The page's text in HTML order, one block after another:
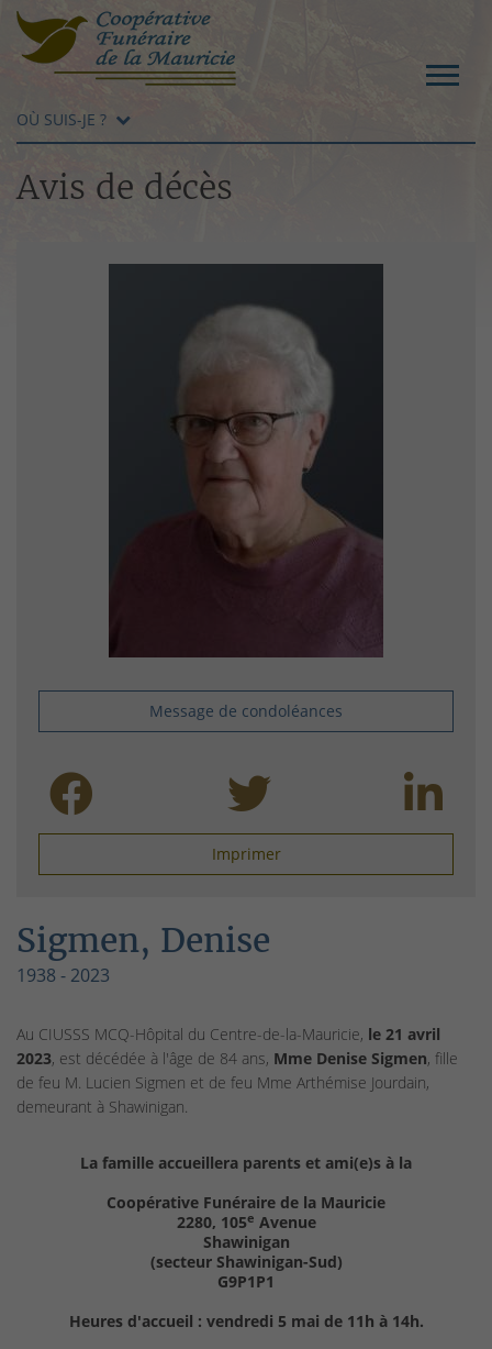
OÙ SUIS-JE ?
Avis de décès
Message de condoléances
Imprimer
Sigmen, Denise
1938 - 2023
Au CIUSSS MCQ-Hôpital du Centre-de-la-Mauricie, le 21 avril
2023, est décédée à l'âge de 84 ans, Mme Denise Sigmen, fille
de feu M. Lucien Sigmen et de feu Mme Arthémise Jourdain,
demeurant à Shawinigan.
La famille accueillera parents et ami(e)s à la
Coopérative Funéraire de la Mauricie
2280, 105e Avenue
Shawinigan
(secteur Shawinigan-Sud)
G9P1P1
Heures d'accueil : vendredi 5 mai de 11h à 14h.